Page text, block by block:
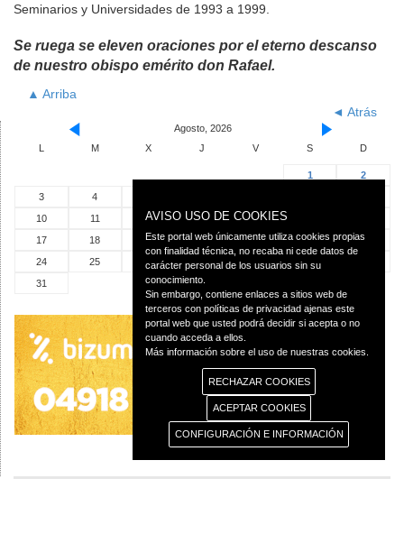
Seminarios y Universidades de 1993 a 1999.
Se ruega se eleven oraciones por el eterno descanso
de nuestro obispo emérito don Rafael.
▲ Arriba
◄ Atrás
Agosto, 2026
L
M X J V S D
1
2
3
4
10
11 12 13 14
17
18 19 20 21 22
23
24
25 26 27 28 29
31
AVISO USO DE COOKIES
Este portal web únicamente utiliza cookies propias
con finalidad técnica, no recaba ni cede datos de
carácter personal de los usuarios sin su
conocimiento.
Sin embargo, contiene enlaces a sitios web de
terceros con políticas de privacidad ajenas este
portal web que usted podrá decidir si acepta o no
cuando acceda a ellos.
Más información sobre el uso de nuestras cookies.
RECHAZAR COOKIES
ACEPTAR COOKIES
CONFIGURACIÓN E INFORMACIÓN